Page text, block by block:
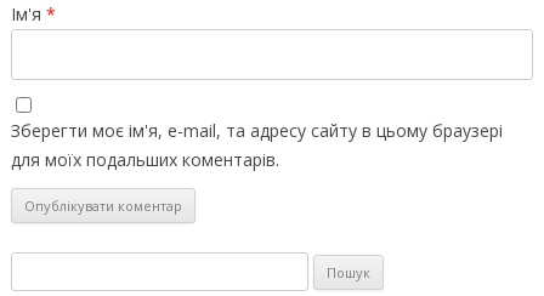
Ім'я *
Зберегти моє ім'я, e-mail, та адресу сайту в цьому браузері
для моїх подальших коментарів.